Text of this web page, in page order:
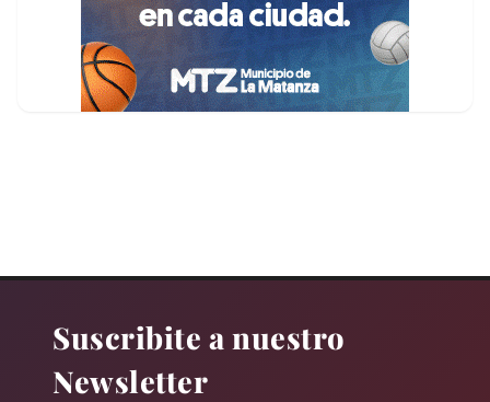
Suscribite a nuestro
Newsletter